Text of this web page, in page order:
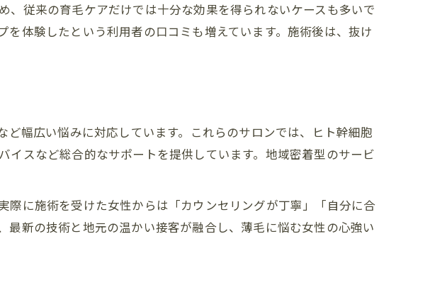
従来の育毛ケアだけでは十分な効果を得られないケースも多いで
体験したという利用者の口コミも増えています。施術後は、抜け
幅広い悩みに対応しています。これらのサロンでは、ヒト幹細胞
スなど総合的なサポートを提供しています。地域密着型のサービ
に施術を受けた女性からは「カウンセリングが丁寧」「自分に合
新の技術と地元の温かい接客が融合し、薄毛に悩む女性の心強い